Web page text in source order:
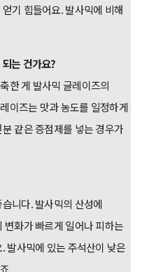
기 힘들어요. 발사믹에 비해
는 건가요?
한 게 발사믹 글레이즈의
이즈는 맛과 농도를 일정하게
같은 증점제를 넣는 경우가
니다. 발사믹의 산성에
변화가 빠르게 일어나 피하는
발사믹에 있는 주석산이 낮은